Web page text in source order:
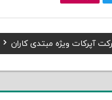
آپرکات ویژه مبتدی کاران